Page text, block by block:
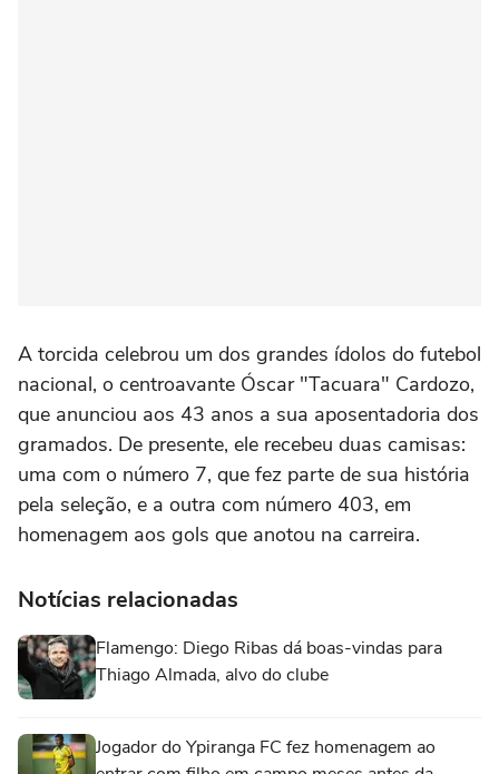
A torcida celebrou um dos grandes ídolos do futebol
nacional, o centroavante Óscar "Tacuara" Cardozo,
que anunciou aos 43 anos a sua aposentadoria dos
gramados. De presente, ele recebeu duas camisas:
uma com o número 7, que fez parte de sua história
pela seleção, e a outra com número 403, em
homenagem aos gols que anotou na carreira.
Notícias relacionadas
Flamengo: Diego Ribas dá boas-vindas para
Thiago Almada, alvo do clube
Jogador do Ypiranga FC fez homenagem ao